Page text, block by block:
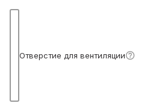
Отверстие для вентиляции